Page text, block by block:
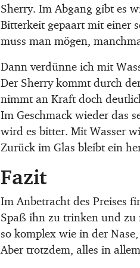
Sherry. Im Abgang gibt es
Bitterkeit gepaart mit einer
muss man mögen,
Dann verdünne ich mit
Der Sherry kommt durch
nimmt an Kraft doch
Im Geschmack wieder das
wird es bitter. Mit Wasser
Zurück im Glas bleibt ein
Fazit
Im Anbetracht des Preises
Spaß ihn zu trinken und zu
so komplex wie in der
Aber trotzdem, alles in